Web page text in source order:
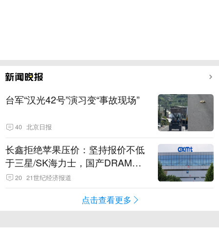
台军“汉光42号”演习变“事故现场”
40 北京日报
长鑫拒绝苹果压价：坚持报价不低
于三星/SK海力士，国产DRAM掌
握定价权
20 21世纪经济报道
点击查看更多